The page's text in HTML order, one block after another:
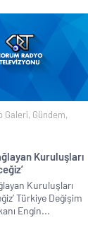
Galeri, Gündem,
Kuruluşları
Kuruluşları
Türkiye Değişim
Engin...